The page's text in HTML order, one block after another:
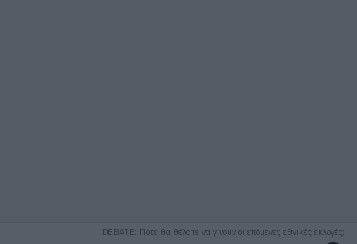
DEBATE: Πότε θα θέλατε να γίνουν οι επόμενες εθνικές εκλογές;